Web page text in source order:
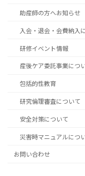
助産師の方へお知らせ
入会・退会・会費納入
研修イベント情報
産後ケア委託事業につ
包括的性教育
研究倫理審査について
安全対策について
災害時マニュアルにつ
お問い合わせ